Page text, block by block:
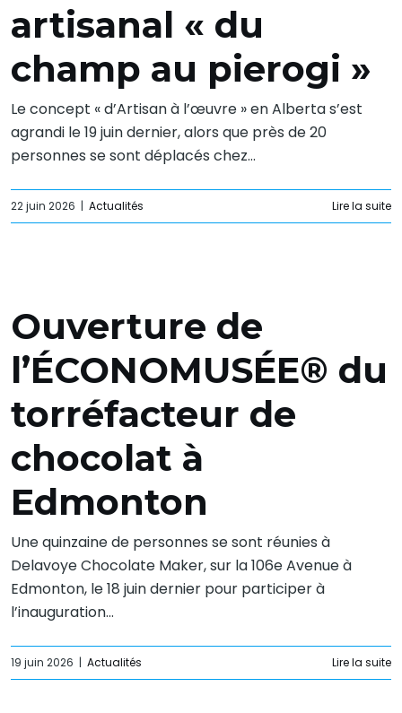
artisanal « du
champ au pierogi »
Le concept « d’Artisan à l’œuvre » en Alberta s’est
agrandi le 19 juin dernier, alors que près de 20
personnes se sont déplacés chez...
22 juin 2026 | Actualités Lire la suite
Ouverture de
l’ÉCONOMUSÉE® du
torréfacteur de
chocolat à
Edmonton
Une quinzaine de personnes se sont réunies à
Delavoye Chocolate Maker, sur la 106e Avenue à
Edmonton, le 18 juin dernier pour participer à
l’inauguration...
19 juin 2026 | Actualités Lire la suite